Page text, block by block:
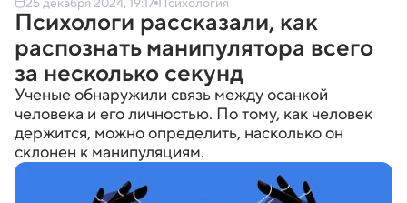
Психологи рассказали, как
распознать манипулятора всего
за несколько секунд
Ученые обнаружили связь между осанкой
человека и его личностью. По тому, как человек
держится, можно определить, насколько он
склонен к манипуляциям.